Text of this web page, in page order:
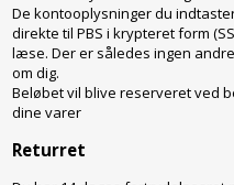
De kontooplysninger du
direkte til PBS i krypteret form
læse. Der er således ingen
om dig.
Beløbet vil blive reserveret ved
dine varer
Returret